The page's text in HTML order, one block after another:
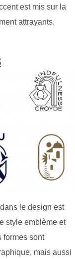
est mis sur la
attrayants,
le design est
style emblème et
formes sont
mais aussi